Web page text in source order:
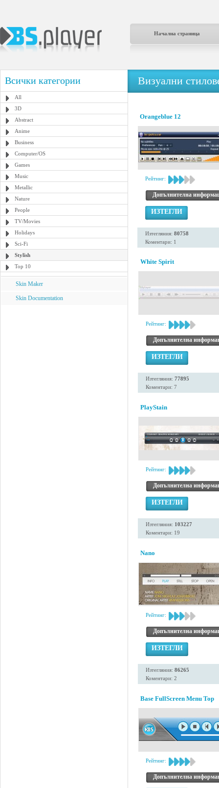
Начална страница
Всички категории
All
3D
Abstract
Anime
Business
Computer/OS
Games
Music
Metallic
Nature
People
TV/Movies
Holidays
Sci-Fi
Stylish
Top 10
Skin Maker
Skin Documentation
Визуални
Orangeblue 12
Рейтинг:
Допълнителна
ИЗТЕГЛИ
Изтегляния: 80758
Коментари: 1
White Spirit
Рейтинг:
Допълнителна
ИЗТЕГЛИ
Изтегляния: 77895
Коментари: 7
PlayStain
Рейтинг:
Допълнителна
ИЗТЕГЛИ
Изтегляния: 103227
Коментари: 19
Nano
Рейтинг:
Допълнителна
ИЗТЕГЛИ
Изтегляния: 86265
Коментари: 2
Base FullScreen Menu Top
Рейтинг:
Допълнителна